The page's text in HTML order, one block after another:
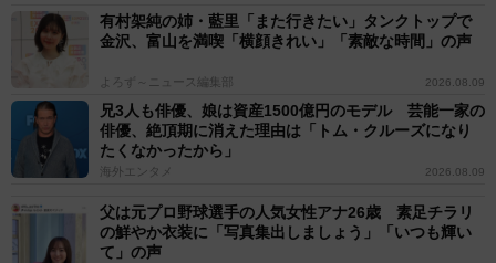
有村架純の姉・藍里「また行きたい」タンクトップで
金沢、富山を満喫「横顔きれい」「素敵な時間」の声
よろず～ニュース編集部 2026.08.09
兄3人も俳優、娘は資産1500億円のモデル 芸能一家の
俳優、絶頂期に消えた理由は「トム・クルーズになり
たくなかったから」
海外エンタメ 2026.08.09
父は元プロ野球選手の人気女性アナ26歳 素足チラリ
の鮮やか衣装に「写真集出しましょう」「いつも輝い
て」の声